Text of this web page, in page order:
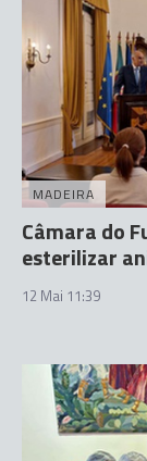
MADEIRA
Câmara do
esterilizar
12 Mai 11:39